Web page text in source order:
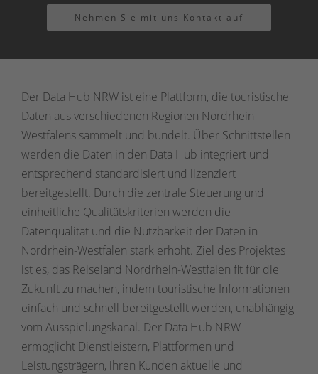
Nehmen Sie mit uns Kontakt auf
Der Data Hub NRW ist eine Plattform, die touristische
Daten aus verschiedenen Regionen Nordrhein-
Westfalens sammelt und bündelt. Über Schnittstellen
werden die Daten in den Data Hub integriert und
entsprechend standardisiert und lizenziert
bereitgestellt. Durch die zentrale Steuerung und
einheitliche Qualitätskriterien werden die
Datenqualität und die Nutzbarkeit der Daten in
Nordrhein-Westfalen stark erhöht. Ziel des Projektes
ist es, das Reiseland Nordrhein-Westfalen fit für die
Zukunft zu machen, indem touristische Informationen
einfach und schnell bereitgestellt werden, unabhängig
vom Ausspielungskanal. Der Data Hub NRW
ermöglicht Dienstleistern, Plattformen und
Leistungsträgern, ihren Kunden aktuelle und